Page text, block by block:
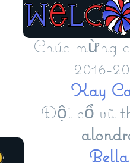
Chúc mừng
2016-
Kay
Đội cổ vũ
Bella